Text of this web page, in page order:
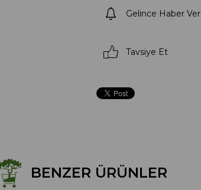
Gelince Haber Ver
Tavsiye Et
BENZER ÜRÜNLER